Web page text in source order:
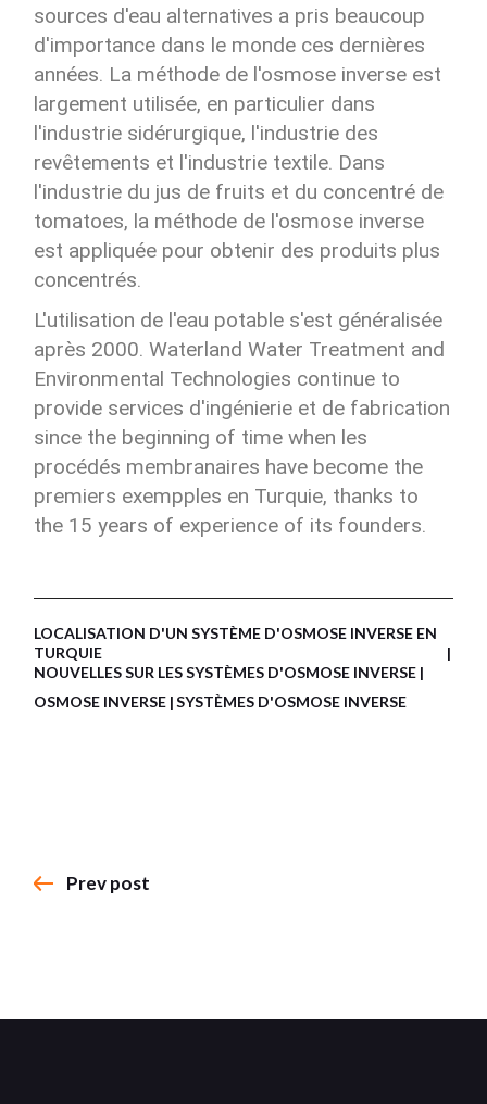
sources d'eau alternatives a pris beaucoup
d'importance dans le monde ces dernières
années. La méthode de l'osmose inverse est
largement utilisée, en particulier dans
l'industrie sidérurgique, l'industrie des
revêtements et l'industrie textile. Dans
l'industrie du jus de fruits et du concentré de
tomatoes, la méthode de l'osmose inverse
est appliquée pour obtenir des produits plus
concentrés.
L'utilisation de l'eau potable s'est généralisée
après 2000. Waterland Water Treatment and
Environmental Technologies continue to
provide services d'ingénierie et de fabrication
since the beginning of time when les
procédés membranaires have become the
premiers exempples en Turquie, thanks to
the 15 years of experience of its founders.
LOCALISATION D'UN SYSTÈME D'OSMOSE INVERSE EN
TURQUIE
NOUVELLES SUR LES SYSTÈMES D'OSMOSE INVERSE
OSMOSE INVERSE SYSTÈMES D'OSMOSE INVERSE
Prev post